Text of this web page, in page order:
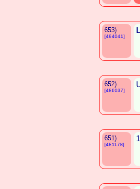
653)
[494041]
652)
[486037]
651)
[481178]